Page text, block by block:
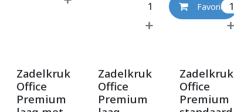
Favoriet
Zadelkruk
Office
Premium
Zadelkruk
Office
Premium
Zadelkruk
Office
Premium